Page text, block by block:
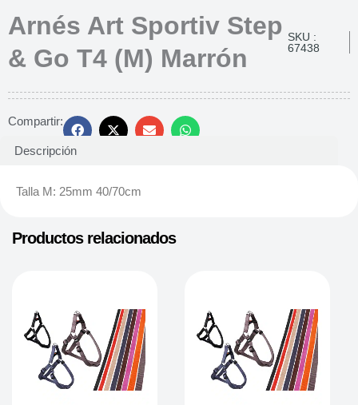
Arnés Art Sportiv Step
& Go T4 (M) Marrón
SKU :
67438
Compartir:
Descripción
Talla M: 25mm 40/70cm
Productos relacionados